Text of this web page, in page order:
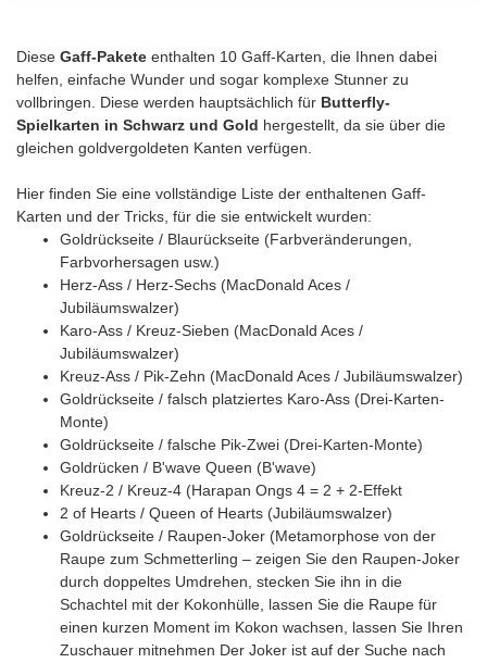
Diese Gaff-Pakete enthalten 10 Gaff-Karten, die Ihnen dabei
helfen, einfache Wunder und sogar komplexe Stunner zu
vollbringen. Diese werden hauptsächlich für Butterfly-
Spielkarten in Schwarz und Gold hergestellt, da sie über die
gleichen goldvergoldeten Kanten verfügen.
Hier finden Sie eine vollständige Liste der enthaltenen Gaff-
Karten und der Tricks, für die sie entwickelt wurden:
Goldrückseite / Blaurückseite (Farbveränderungen,
Farbvorhersagen usw.)
Herz-Ass / Herz-Sechs (MacDonald Aces /
Jubiläumswalzer)
Karo-Ass / Kreuz-Sieben (MacDonald Aces /
Jubiläumswalzer)
Kreuz-Ass / Pik-Zehn (MacDonald Aces / Jubiläumswalzer)
Goldrückseite / falsch platziertes Karo-Ass (Drei-Karten-
Monte)
Goldrückseite / falsche Pik-Zwei (Drei-Karten-Monte)
Goldrücken / B'wave Queen (B'wave)
Kreuz-2 / Kreuz-4 (Harapan Ongs 4 = 2 + 2-Effekt
2 of Hearts / Queen of Hearts (Jubiläumswalzer)
Goldrückseite / Raupen-Joker (Metamorphose von der
Raupe zum Schmetterling – zeigen Sie den Raupen-Joker
durch doppeltes Umdrehen, stecken Sie ihn in die
Schachtel mit der Kokonhülle, lassen Sie die Raupe für
einen kurzen Moment im Kokon wachsen, lassen Sie Ihren
Zuschauer mitnehmen Der Joker ist auf der Suche nach